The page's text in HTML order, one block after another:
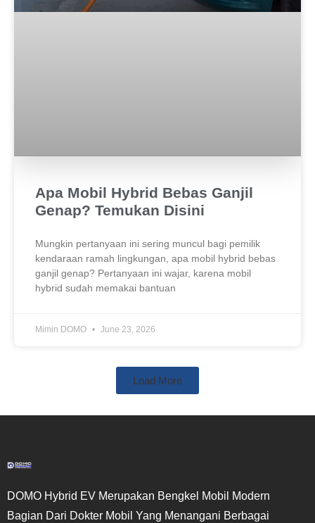
Apa Mobil Hybrid Bebas Ganjil
Genap? Temukan Disini
Mungkin pertanyaan ini sering muncul bagi pemilik
kendaraan ramah lingkungan, apa mobil hybrid bebas
ganjil genap? Pertanyaan ini wajar, karena mobil
hybrid sudah memakai bantuan
Mimin DOMO June 23, 2026
Load More
DOMO Hybrid EV Merupakan Bengkel Mobil Modern
Bagian Dari Dokter Mobil Yang Menangani Berbagai